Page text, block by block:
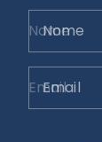
Nome
Email